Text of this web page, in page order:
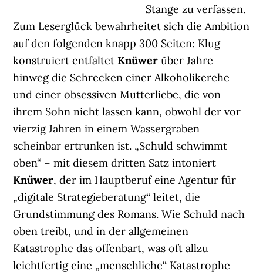
Stange zu verfassen.
Zum Leserglück bewahrheitet sich die Ambition
auf den folgenden knapp 300 Seiten: Klug
konstruiert entfaltetKnüwerüber Jahre
hinweg die Schrecken einer Alkoholikerehe
und einer obsessiven Mutterliebe, die von
ihrem Sohn nicht lassen kann, obwohl der vor
vierzig Jahren in einem Wassergraben
scheinbar ertrunken ist. „Schuld schwimmt
oben“ – mit diesem dritten Satz intoniert
Knüwer, der im Hauptberuf eine Agentur für
„digitale Strategieberatung“ leitet, die
Grundstimmung des Romans. Wie Schuld nach
oben treibt, und in der allgemeinen
Katastrophe das offenbart, was oft allzu
leichtfertig eine „menschliche“ Katastrophe